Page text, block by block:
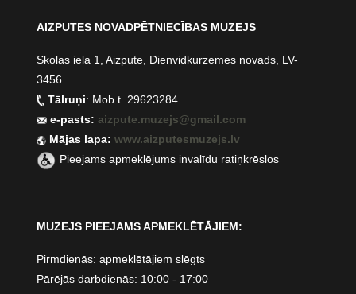
AIZPUTES NOVADPĒTNIECĪBAS MUZEJS
Skolas iela 1, Aizpute, Dienvidkurzemes novads, LV-
3456
Tālruņi: Mob.t. 29623284
e-pasts:aizpute.muzejs@gmail.com
Mājas lapa:www.aizputesmuzejs.lv
Pieejams apmeklējums invalīdu ratiņkrēslos
MUZEJS PIEEJAMS APMEKLĒTĀJIEM:
Pirmdienās: apmeklētājiem slēgts
Pārējās darbdienās: 10:00 - 17:00